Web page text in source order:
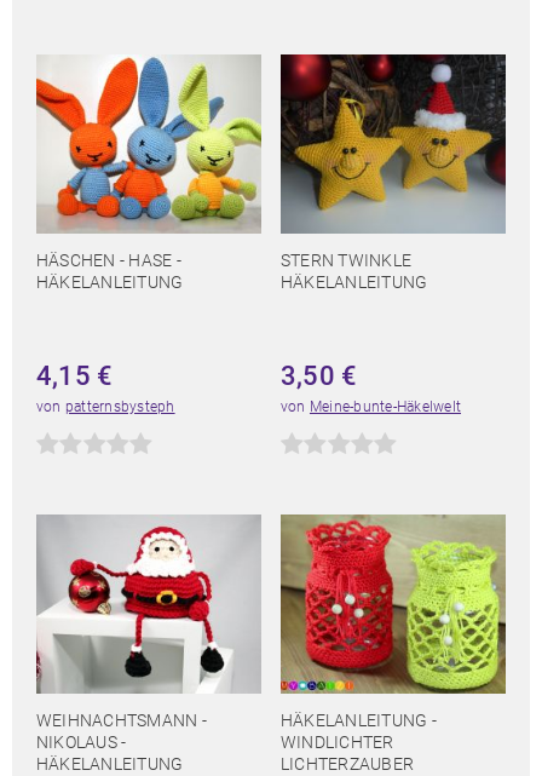
HÄSCHEN - HASE -
HÄKELANLEITUNG
4,15 €
von patternsbysteph
STERN TWINKLE
HÄKELANLEITUNG
3,50 €
von Meine-bunte-Häkelwelt
WEIHNACHTSMANN -
NIKOLAUS -
HÄKELANLEITUNG
HÄKELANLEITUNG -
WINDLICHTER
LICHTERZAUBER